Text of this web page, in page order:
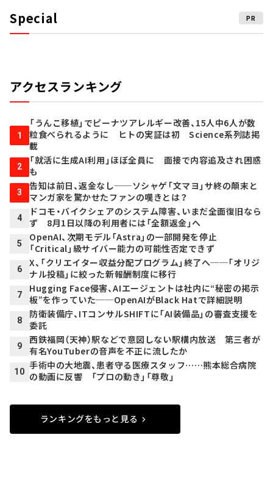
Special PR
アクセスランキング
1
「うんこ移植」でピーナツアレルギー改善、15人中6人が数
粒食べられるように ヒトの実証は初 Science系列誌掲
載
2
「就活に生成AI利用」ほぼ全員に 面接で内容追及され困惑
も
3
告知は前日、返金なし──ソシャゲ「文マヨ」サ終の顛末と
マンガ家を驚かせたファンの嘆きとは？
4
ドコモ・バイクシェアのシステム障害、いまだ全面復旧なら
ず 8月1日以降の利用者には「全額返金」へ
5
OpenAI、次期モデル「Astra」の一部開発を停止
「Critical」級サイバー能力の可能性否定できず
6
X、「クリエイター収益分配プログラム」終了へ──「オリジ
ナル投稿」に絞った新報酬制度に移行
7
Hugging Face侵害、AIエージェントは社内に“秘密の掲示
板”を作っていた──OpenAIがBlack Hatで詳細説明
8
防衛装備庁、ITコンサルSHIFTに「AI装備品」の審査支援を
委託
9
西鉄福岡（天神）駅などで意図しない駅構内放送 第三者が
有名YouTuberの音声を不正に流したか
10
手術中の大地震、患者守る医療スタッフ……熊本総合病院
の動画に反響 「プロの動き」「尊敬」
ランキングをもっと見る